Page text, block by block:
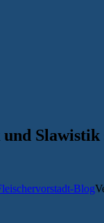
Blog